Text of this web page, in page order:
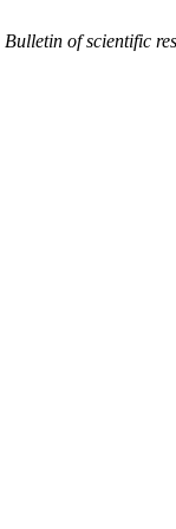
Bulletin of scientific